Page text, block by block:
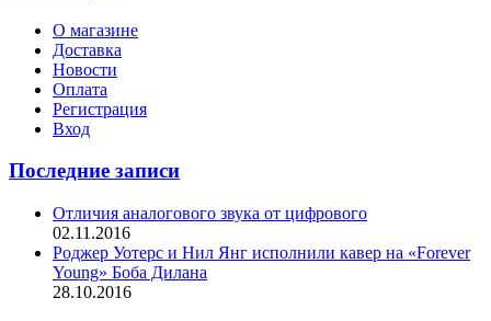
О магазине
Доставка
Новости
Оплата
Регистрация
Вход
Последние записи
Отличия аналогового звука от цифрового
02.11.2016
Роджер Уотерс и Нил Янг исполнили кавер на «Forever
Young» Боба Дилана
28.10.2016